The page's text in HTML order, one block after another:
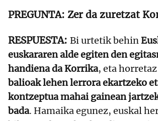
Zer da zuretzat
Bi urtetik behin
euskararen alde egiten den
handiena da Korrika, eta
balioak lehen lerrora ekartzeko
kontzeptua mahai gainean
bada. Hamaika egunez, euskal